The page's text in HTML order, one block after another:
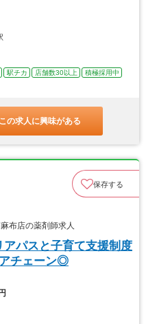
駅チカ 店舗数30以上
積極採用中
この求人に興味がある
保存する
布店の薬剤師求人
アパスと子育て支援制度
チェーン◎